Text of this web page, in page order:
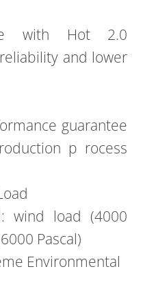
with Hot 2.0
and lower
guarantee
p rocess
wind load (4000
Pascal)
Environmental